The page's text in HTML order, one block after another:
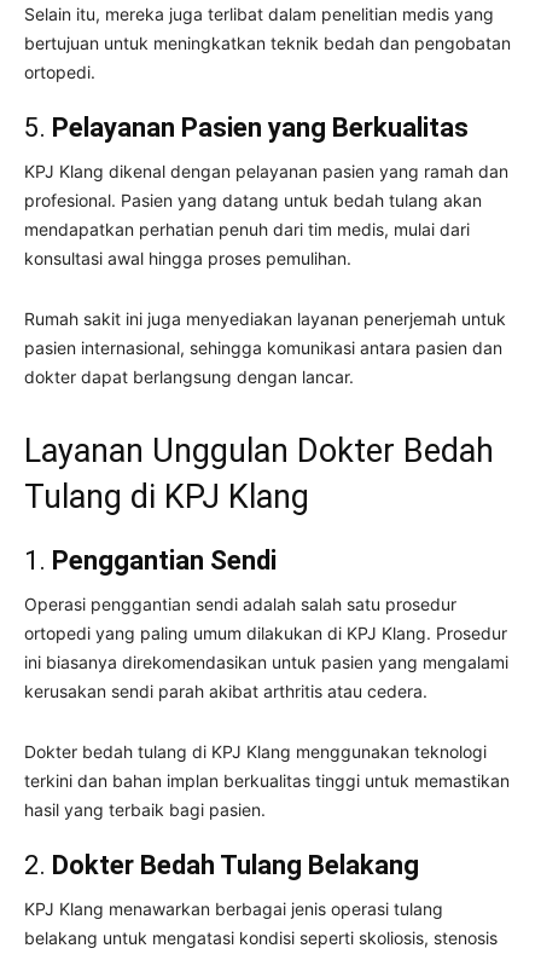
Selain itu, mereka juga terlibat dalam penelitian medis yang
bertujuan untuk meningkatkan teknik bedah dan pengobatan
ortopedi.
5. Pelayanan Pasien yang Berkualitas
KPJ Klang dikenal dengan pelayanan pasien yang ramah dan
profesional. Pasien yang datang untuk bedah tulang akan
mendapatkan perhatian penuh dari tim medis, mulai dari
konsultasi awal hingga proses pemulihan.
Rumah sakit ini juga menyediakan layanan penerjemah untuk
pasien internasional, sehingga komunikasi antara pasien dan
dokter dapat berlangsung dengan lancar.
Layanan Unggulan Dokter Bedah
Tulang di KPJ Klang
1. Penggantian Sendi
Operasi penggantian sendi adalah salah satu prosedur
ortopedi yang paling umum dilakukan di KPJ Klang. Prosedur
ini biasanya direkomendasikan untuk pasien yang mengalami
kerusakan sendi parah akibat arthritis atau cedera.
Dokter bedah tulang di KPJ Klang menggunakan teknologi
terkini dan bahan implan berkualitas tinggi untuk memastikan
hasil yang terbaik bagi pasien.
2. Dokter Bedah Tulang Belakang
KPJ Klang menawarkan berbagai jenis operasi tulang
belakang untuk mengatasi kondisi seperti skoliosis, stenosis